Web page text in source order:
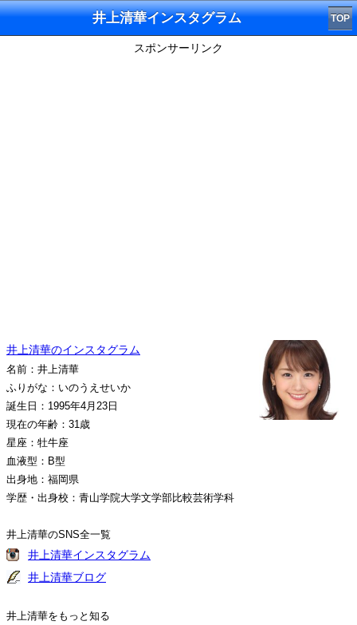
井上清華インスタグラム TOP
スポンサーリンク
井上清華のインスタグラム
名前：井上清華
ふりがな：いのうえせいか
誕生日：1995年4月23日
現在の年齢：31歳
星座：牡牛座
血液型：B型
出身地：福岡県
学歴・出身校：青山学院大学文学部比較芸術学科
井上清華のSNS全一覧
井上清華インスタグラム
井上清華ブログ
井上清華をもっと知る